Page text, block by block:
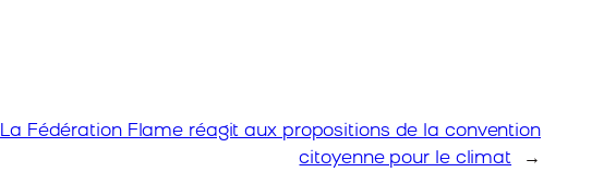
La Fédération Flame réagit aux propositions de la convention
citoyenne pour le climat
→